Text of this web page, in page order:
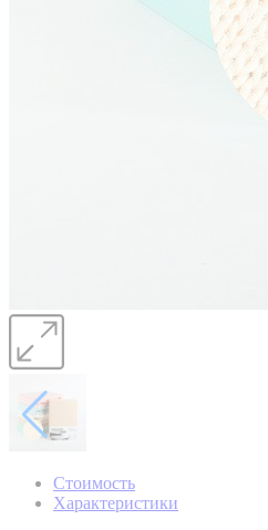
Стоимость
Характеристики